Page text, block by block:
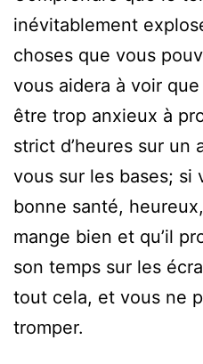
inévitablement
choses que vous
vous aidera à voir
être trop anxieux à
strict d’heures sur un
vous sur les bases; si
bonne santé,
mange bien et qu’il
son temps sur les
tout cela, et vous ne
tromper.